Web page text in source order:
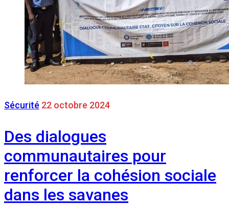
Sécurité 22 octobre 2024
Des dialogues
communautaires pour
renforcer la cohésion sociale
dans les savanes